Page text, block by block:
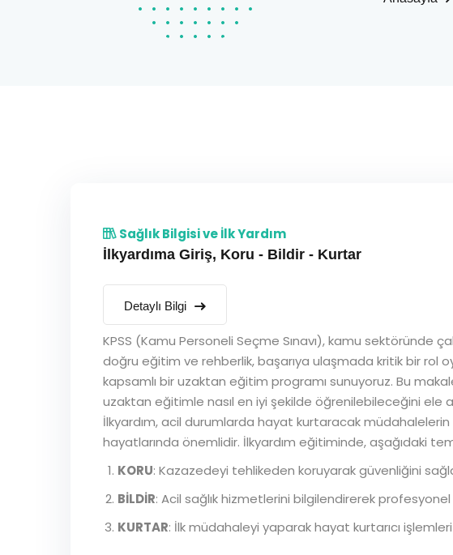
Sağlık Bilgisi ve İlk Yardım
İlkyardıma Giriş, Koru - Bildir - Kurtar
Detaylı Bilgi
KPSS (Kamu Personeli Seçme Sınavı), kamu sektöründe
doğru eğitim ve rehberlik, başarıya ulaşmada kritik bir rol
kapsamlı bir uzaktan eğitim programı sunuyoruz. Bu
uzaktan eğitimle nasıl en iyi şekilde öğrenilebileceğini ele
İlkyardım, acil durumlarda hayat kurtaracak müdahalelerin
hayatlarında önemlidir. İlkyardım eğitiminde, aşağıdaki
KORU: Kazazedeyi tehlikeden koruyarak güvenliğini
BİLDİR: Acil sağlık hizmetlerini bilgilendirerek profesyonel
KURTAR: İlk müdahaleyi yaparak hayat kurtarıcı